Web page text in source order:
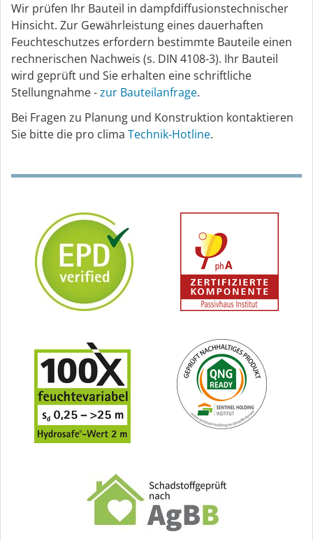
Wir prüfen Ihr Bauteil in dampfdiffusionstechnischer
Hinsicht. Zur Gewährleistung eines dauerhaften
Feuchteschutzes erfordern bestimmte Bauteile einen
rechnerischen Nachweis (s. DIN 4108-3). Ihr Bauteil
wird geprüft und Sie erhalten eine schriftliche
Stellungnahme -zur Bauteilanfrage.
Bei Fragen zu Planung und Konstruktion kontaktieren
Sie bitte die pro clima Technik-Hotline.